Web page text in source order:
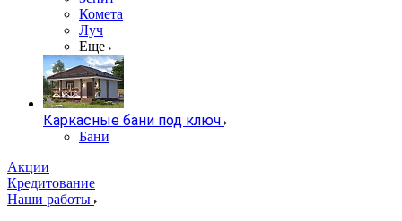
Комета
Луч
Еще
Каркасные бани под ключ
Бани
Акции
Кредитование
Наши работы